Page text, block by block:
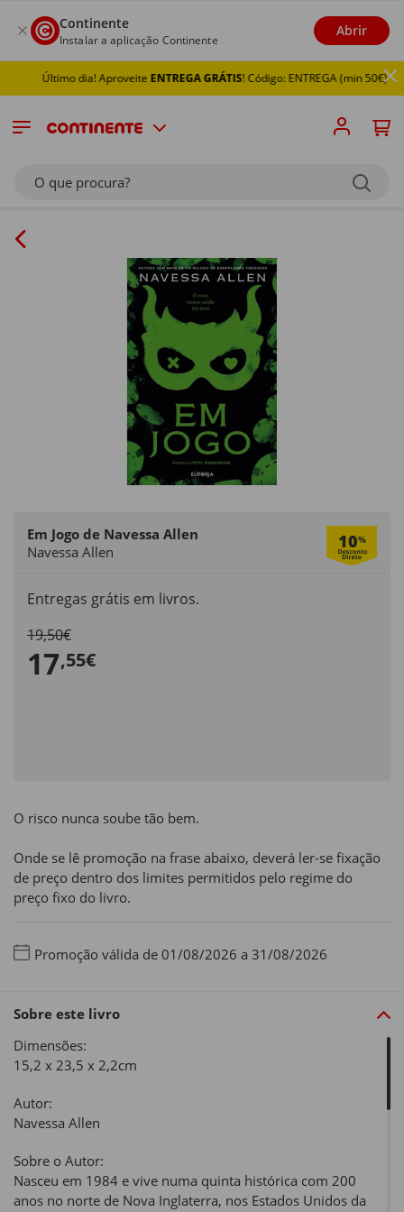
Continente
Instalar a aplicação Continente
Abrir
Último dia! AproveiteENTREGA GRÁTIS! Código: ENTREGA (min 50€)
O que procura?
Em Jogo de Navessa Allen 10%
Navessa Allen
Entregas grátis em livros.
19,50€
17,55€
O risco nunca soube tão bem.
Onde se lê promoção na frase abaixo, deverá ler-se fixação
de preço dentro dos limites permitidos pelo regime do
preço fixo do livro.
Promoção válida de 01/08/2026 a 31/08/2026
Sobre este livro
Dimensões:
15,2 x 23,5 x 2,2cm
Autor:
Navessa Allen
Sobre o Autor:
Nasceu em 1984 e vive numa quinta histórica com 200
anos no norte de Nova Inglaterra, nos Estados Unidos da